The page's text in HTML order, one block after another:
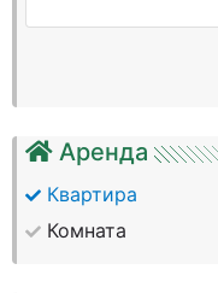
Аренда
Квартира
Комната